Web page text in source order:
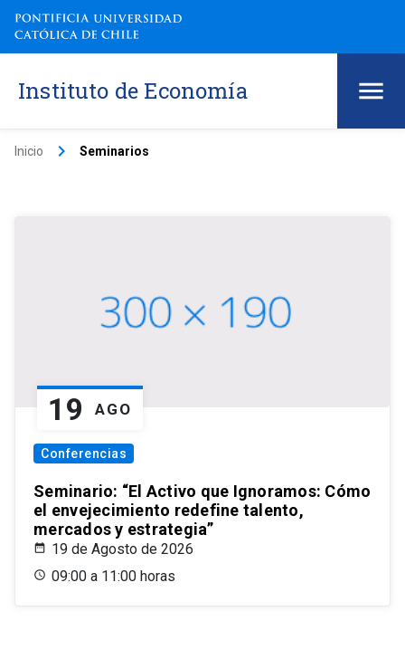
Instituto de Economía
Inicio keyboard_arrow_right Seminarios
19 AGO
Conferencias
Seminario: “El Activo que Ignoramos: Cómo
el envejecimiento redefine talento,
mercados y estrategia”
19 de Agosto de 2026
09:00 a 11:00 horas